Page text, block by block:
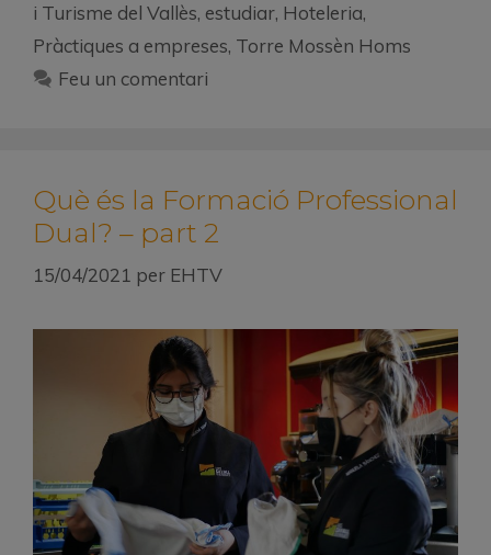
i Turisme del Vallès, estudiar, Hoteleria,
Pràctiques a empreses, Torre Mossèn Homs
Feu un comentari
Què és la Formació Professional
Dual? – part 2
15/04/2021 per EHTV